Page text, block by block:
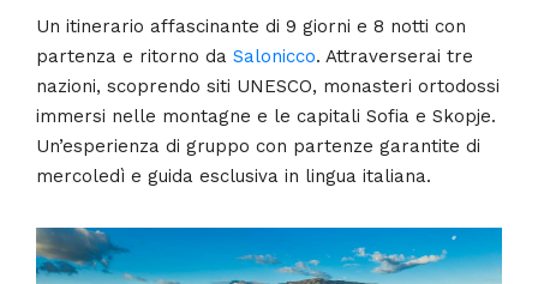
Un itinerario affascinante di 9 giorni e 8 notti con
partenza e ritorno da Salonicco. Attraverserai tre
nazioni, scoprendo siti UNESCO, monasteri ortodossi
immersi nelle montagne e le capitali Sofia e Skopje.
Un’esperienza di gruppo con partenze garantite di
mercoledì e guida esclusiva in lingua italiana.